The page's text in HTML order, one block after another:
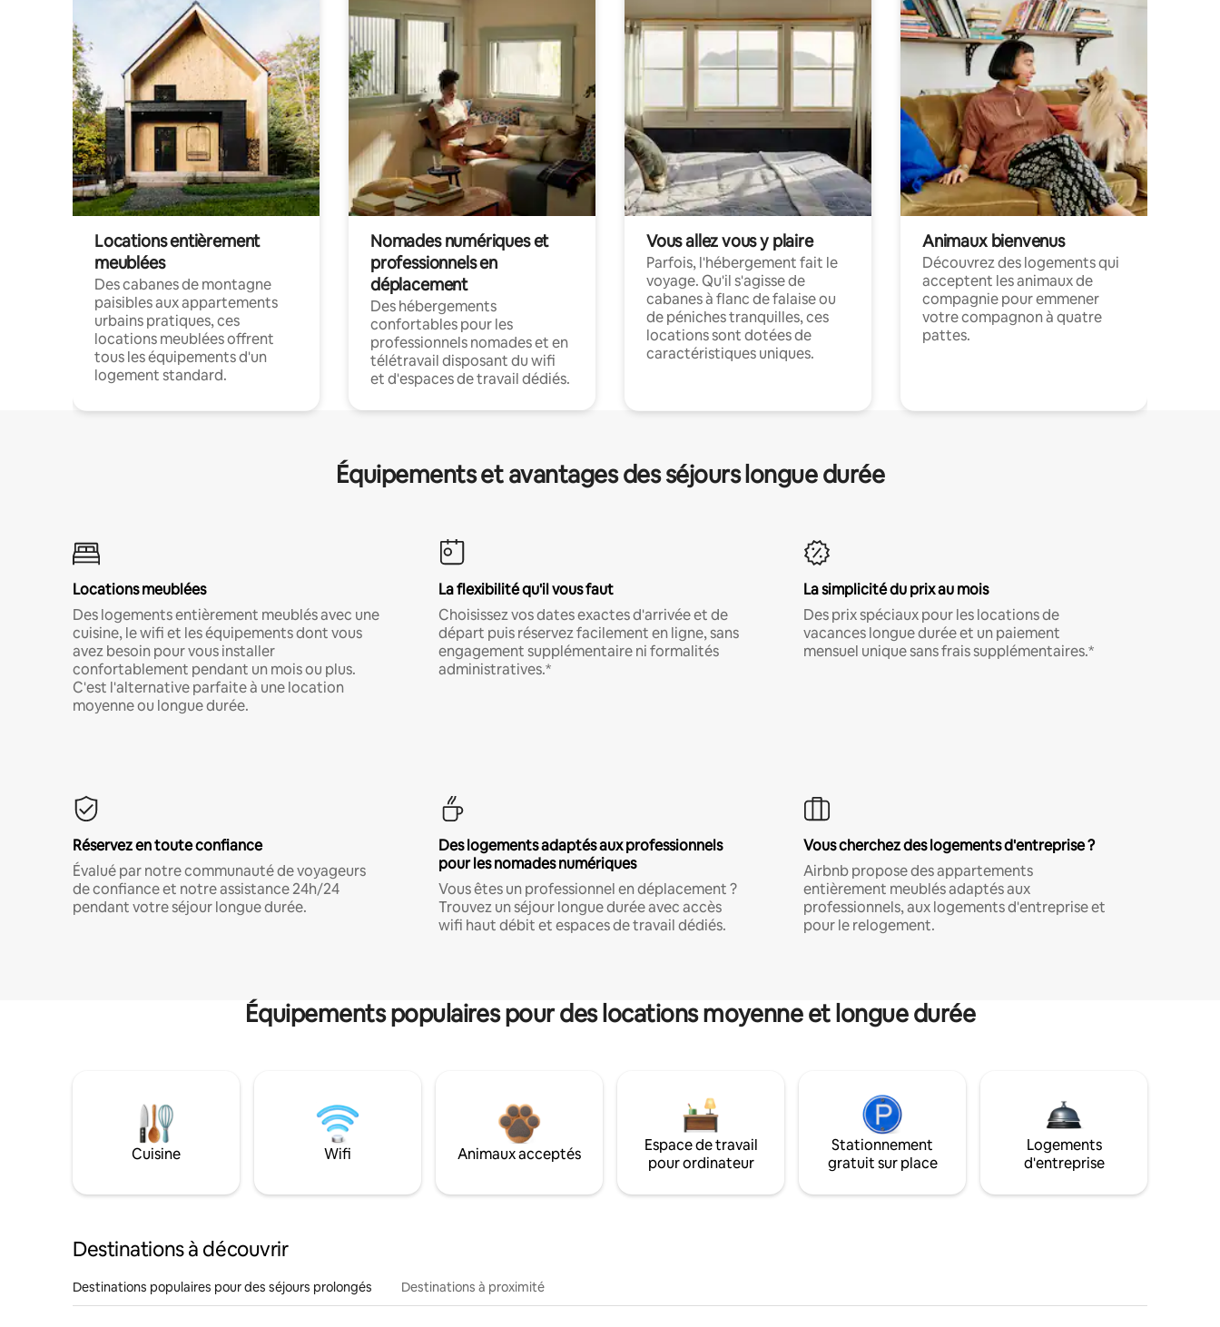
Locations entièrement
meublées
Des cabanes de montagne
paisibles aux appartements
urbains pratiques, ces
locations meublées offrent
tous les équipements d'un
logement standard.
Nomades numériques et
professionnels en
déplacement
Des hébergements
confortables pour les
professionnels nomades et en
télétravail disposant du wifi
et d'espaces de travail dédiés.
Vous allez vous y plaire
Parfois, l'hébergement fait le
voyage. Qu'il s'agisse de
cabanes à flanc de falaise ou
de péniches tranquilles, ces
locations sont dotées de
caractéristiques uniques.
Animaux bienvenus
Découvrez des logements qui
acceptent les animaux de
compagnie pour emmener
votre compagnon à quatre
pattes.
Équipements et avantages des séjours longue durée
Locations meublées
Des logements entièrement meublés avec une
cuisine, le wifi et les équipements dont vous
avez besoin pour vous installer
confortablement pendant un mois ou plus.
C'est l'alternative parfaite à une location
moyenne ou longue durée.
La flexibilité qu'il vous faut
Choisissez vos dates exactes d'arrivée et de
départ puis réservez facilement en ligne, sans
engagement supplémentaire ni formalités
administratives.*
La simplicité du prix au mois
Des prix spéciaux pour les locations de
vacances longue durée et un paiement
mensuel unique sans frais supplémentaires.*
Réservez en toute confiance
Évalué par notre communauté de voyageurs
de confiance et notre assistance 24h/24
pendant votre séjour longue durée.
Des logements adaptés aux professionnels
pour les nomades numériques
Vous êtes un professionnel en déplacement ?
Trouvez un séjour longue durée avec accès
wifi haut débit et espaces de travail dédiés.
Vous cherchez des logements d'entreprise ?
Airbnb propose des appartements
entièrement meublés adaptés aux
professionnels, aux logements d'entreprise et
pour le relogement.
Équipements populaires pour des locations moyenne et longue durée
Cuisine Wifi Animaux acceptés
Espace de travail
pour ordinateur
Stationnement
gratuit sur place
Logements
d'entreprise
Destinations à découvrir
Destinations populaires pour des séjours prolongés Destinations à proximité